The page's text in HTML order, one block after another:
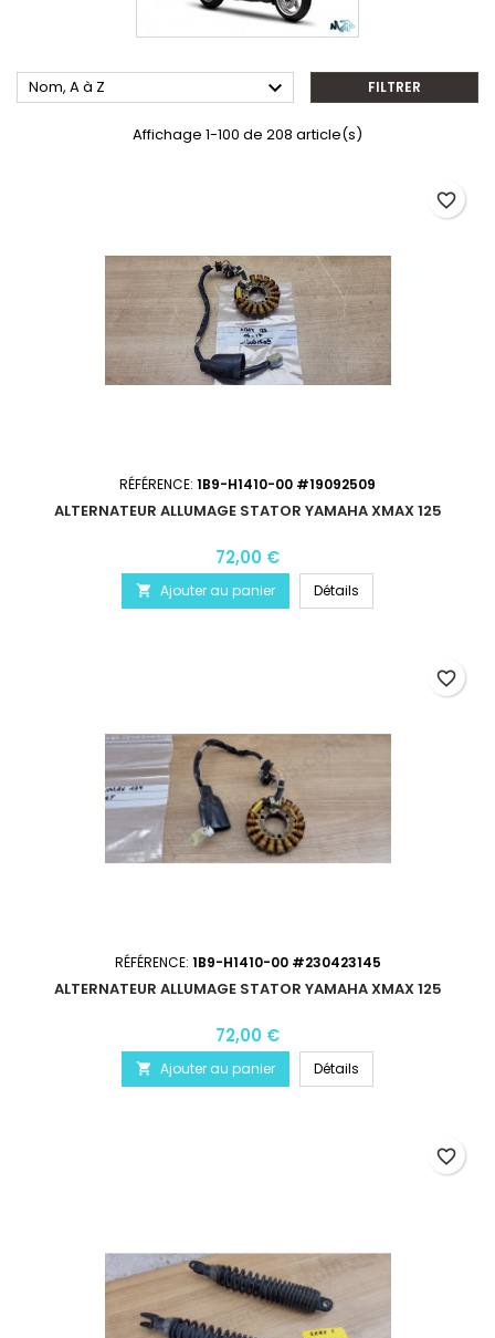
Nom, A à Z  FILTRER
Affichage 1-100 de 208 article(s)
RÉFÉRENCE: 1B9-H1410-00 #19092509
ALTERNATEUR ALLUMAGE STATOR YAMAHA XMAX 125
72,00 €
 Ajouter au panier Détails
favorite_border
RÉFÉRENCE: 1B9-H1410-00 #230423145
ALTERNATEUR ALLUMAGE STATOR YAMAHA XMAX 125
72,00 €
 Ajouter au panier Détails
favorite_border
favorite_border